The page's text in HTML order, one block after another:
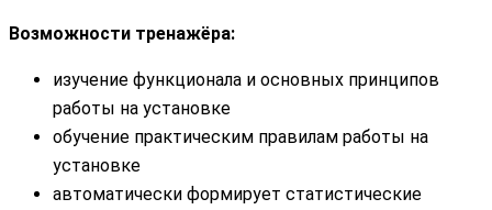
Возможности тренажёра:
изучение функционала и основных принципов
работы на установке
обучение практическим правилам работы на
установке
автоматически формирует статистические